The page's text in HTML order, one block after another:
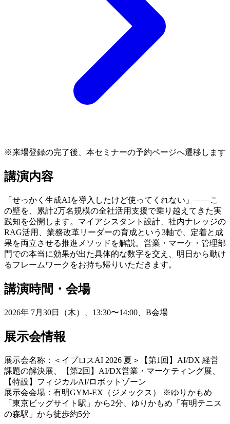
※来場登録の完了後、本セミナーの予約ページへ遷移します
講演内容
「せっかく生成AIを導入したけど使ってくれない」――こ
の壁を、累計2万名規模の全社活用支援で乗り越えてきた実
践知を公開します。マイアシスタント設計、社内ナレッジの
RAG活用、業務改革リーダーの育成という3軸で、定着と成
果を両立させる推進メソッドを解説。営業・マーケ・管理部
門での本当に効果が出た具体的な数字を交え、明日から動け
るフレームワークをお持ち帰りいただきます。
講演時間・会場
2026年 7月30日（木）、13:30〜14:00、B会場
展示会情報
展示会名称：＜イプロスAI 2026 夏＞【第1回】AI/DX 経営
課題の解決展、【第2回】AI/DX営業・マーケティング展、
【特設】フィジカルAI/ロボットゾーン
展示会会場：有明GYM-EX（ジメックス） ※ゆりかもめ
「東京ビッグサイト駅」から2分、ゆりかもめ「有明テニス
の森駅」から徒歩約5分